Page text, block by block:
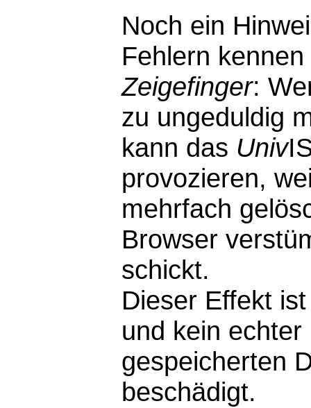
Noch ein
Fehlern
Zeigefinger:
zu ungeduldig
kann das Univ
provozieren,
mehrfach
Browser
schickt.
Dieser Effekt
und kein
gespeicherten
beschädigt.